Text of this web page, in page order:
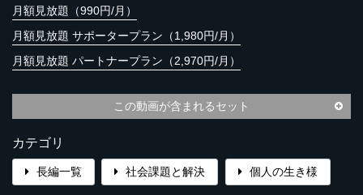
月額見放題（990円/月）
月額見放題 サポータープラン（1,980円/月）
月額見放題 パートナープラン（2,970円/月）
この動画が含まれるセット
カテゴリ
長編一覧 社会課題と解決 個人の生き様